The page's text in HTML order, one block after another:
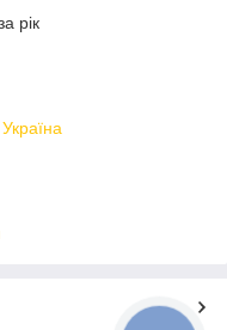
вином на
вина на розлив,
торгівлі іншими
на специфіку
довгого часу, без
ж конструкція
напій із
рік